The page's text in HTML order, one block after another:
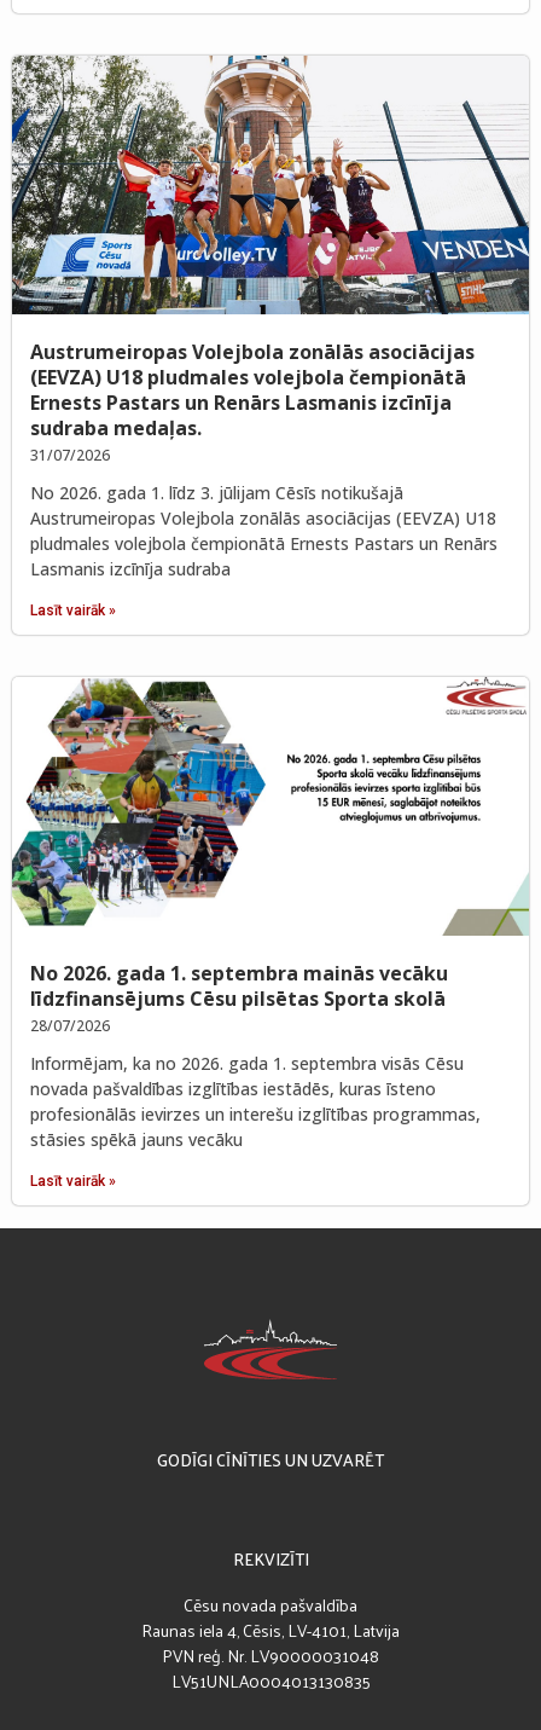
Austrumeiropas Volejbola zonālās asociācijas
(EEVZA) U18 pludmales volejbola čempionātā
Ernests Pastars un Renārs Lasmanis izcīnīja
sudraba medaļas.
31/07/2026
No 2026. gada 1. līdz 3. jūlijam Cēsīs notikušajā
Austrumeiropas Volejbola zonālās asociācijas (EEVZA) U18
pludmales volejbola čempionātā Ernests Pastars un Renārs
Lasmanis izcīnīja sudraba
Lasīt vairāk »
No 2026. gada 1. septembra mainās vecāku
līdzfinansējums Cēsu pilsētas Sporta skolā
28/07/2026
Informējam, ka no 2026. gada 1. septembra visās Cēsu
novada pašvaldības izglītības iestādēs, kuras īsteno
profesionālās ievirzes un interešu izglītības programmas,
stāsies spēkā jauns vecāku
Lasīt vairāk »
GODĪGI CĪNĪTIES UN UZVARĒT
REKVIZĪTI
Cēsu novada pašvaldība
Raunas iela 4, Cēsis, LV-4101, Latvija
PVN reģ. Nr. LV90000031048
LV51UNLA0004013130835